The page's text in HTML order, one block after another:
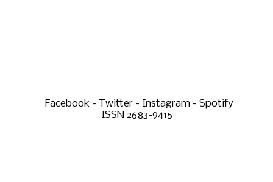
Facebook - Twitter - Instagram - Spotify
ISSN 2683-9415